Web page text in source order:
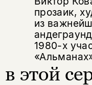
прозаик,
из
1980-х
в этой